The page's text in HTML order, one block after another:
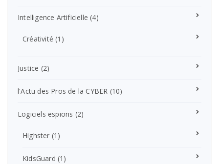
Intelligence Artificielle (4)
Créativité (1)
Justice (2)
l'Actu des Pros de la CYBER (10)
Logiciels espions (2)
Highster (1)
KidsGuard (1)